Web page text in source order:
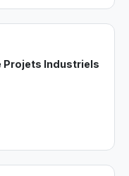
Projets Industriels